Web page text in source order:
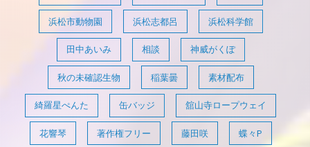
浜松市動物園 浜松志都呂 浜松科学館
田中あいみ 相談 神威がくぽ
秋の未確認生物 稲葉曇 素材配布
綺羅星ぺんた 缶バッジ 舘山寺ロープウェイ
花響琴 著作権フリー 藤田咲 蝶々P